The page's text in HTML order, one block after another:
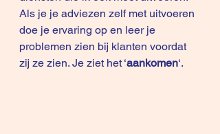
Als je je adviezen zelf met uitvoeren
doe je ervaring op en leer je
problemen zien bij klanten voordat
zij ze zien. Je ziet het ‘aankomen‘.